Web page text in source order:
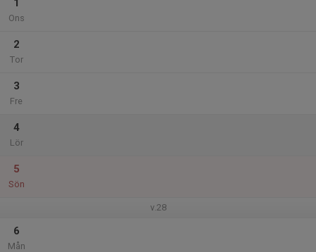
1
Ons
2
Tor
3
Fre
4
Lör
5
Sön
v.28
6
Mån